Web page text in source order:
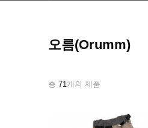
오름(Orumm)
총 71개의 제품